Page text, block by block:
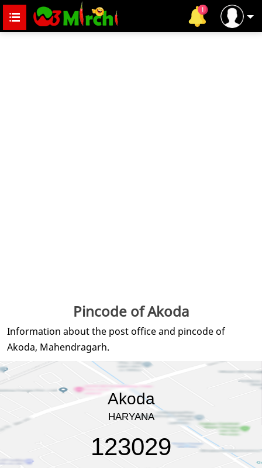
Pincode of Akoda
Information about the post office and pincode of
Akoda, Mahendragarh.
Akoda
HARYANA
123029